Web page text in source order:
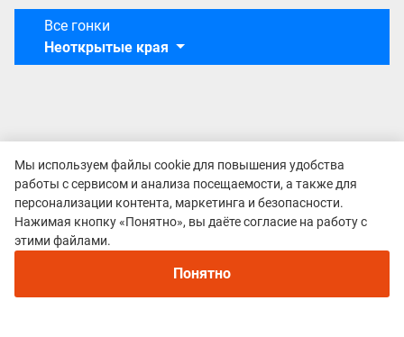
Все гонки
Неоткрытые края
Мы используем файлы cookie для повышения удобства
работы с сервисом и анализа посещаемости, а также для
персонализации контента, маркетинга и безопасности.
Нажимая кнопку «Понятно», вы даёте согласие на работу с
этими файлами.
Понятно